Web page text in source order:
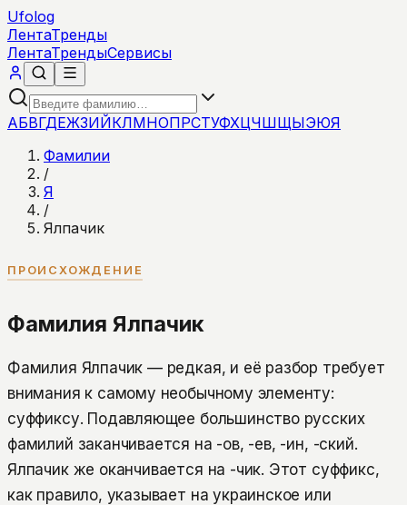
Ufolog
ЛентаТренды
ЛентаТрендыСервисы
АБВГДЕЖЗИЙКЛМНОПРСТУФХЦЧШЩЫЭЮЯ
Фамилии
/
Я
/
Ялпачик
ПРОИСХОЖДЕНИЕ
Фамилия Ялпачик
Фамилия Ялпачик — редкая, и её разбор требует
внимания к самому необычному элементу:
суффиксу. Подавляющее большинство русских
фамилий заканчивается на -ов, -ев, -ин, -ский.
Ялпачик же оканчивается на -чик. Этот суффикс,
как правило, указывает на украинское или